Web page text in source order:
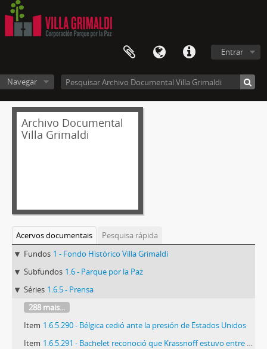
Entrar
Navegar
Archivo Documental
Villa Grimaldi
Acervos documentais
Pesquisa rápida
Fundos 1 - Fondo Histórico Villa Grimaldi
Subfundos 1.6 - Parque por la Paz
Séries 1.6.5 - Prensa
288 mais...
Item 1.6.5.290 - Bélgica cedió ante la presión de Estados Unidos
Item 1.6.5.291 - Bachelet reconoció que Krassnoff estuvo entre quienes la llevaron a Villa Grimaldi